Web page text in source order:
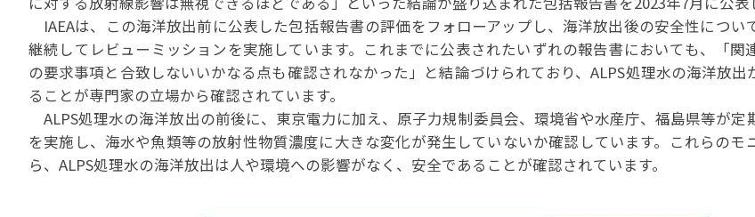
IAEAは、この海洋放出前に公表した包括報告書の評価をフォローアップし、海洋放出後の安全性につい
継続してレビューミッションを実施しています。これまでに公表されたいずれの報告書においても、「関
の要求事項と合致しないいかなる点も確認されなかった」と結論づけられており、ALPS処理水の海洋放出
ることが専門家の立場から確認されています。
ALPS処理水の海洋放出の前後に、東京電力に加え、原子力規制委員会、環境省や水産庁、福島県等が定
を実施し、海水や魚類等の放射性物質濃度に大きな変化が発生していないか確認しています。これらのモ
ら、ALPS処理水の海洋放出は人や環境への影響がなく、安全であることが確認されています。